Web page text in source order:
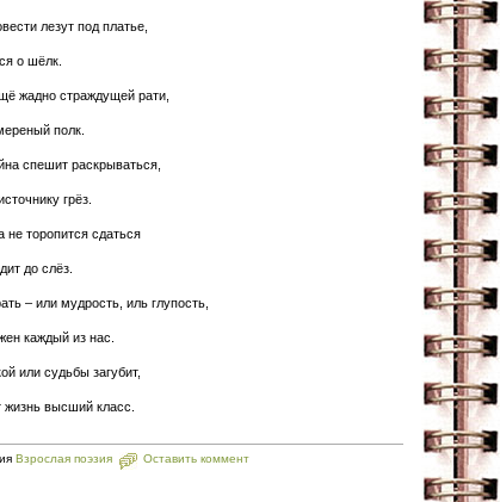
лезут под платье,
о шёлк.
жадно страждущей рати,
полк.
спешит раскрываться,
грёз.
не торопится сдаться
до слёз.
– или мудрость, иль глупость,
каждый из нас.
или судьбы загубит,
жизнь высший класс.
Взрослая поэзия Оставить коммент